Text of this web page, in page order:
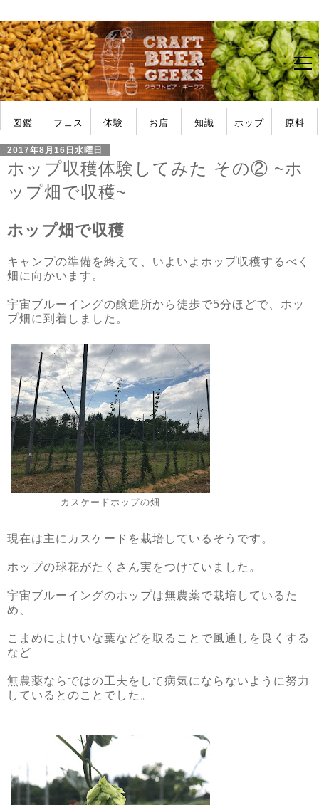
図鑑
アメリカ
日本
フェス
ビアフェス
フェス一覧
体験
ビール作り
ホップ収穫
タンク導入
醸造所見学
お店 知識 ホップ 原料
2017年8月16日水曜日
ホップ収穫体験してみた その② ~ホ
ップ畑で収穫~
ホップ畑で収穫
キャンプの準備を終えて、いよいよホップ収穫するべく
畑に向かいます。
宇宙ブルーイングの醸造所から徒歩で5分ほどで、ホッ
プ畑に到着しました。
カスケードホップの畑
現在は主にカスケードを栽培しているそうです。
ホップの球花がたくさん実をつけていました。
宇宙ブルーイングのホップは無農薬で栽培しているた
め、
こまめによけいな葉などを取ることで風通しを良くする
など
無農薬ならではの工夫をして病気にならないように努力
しているとのことでした。